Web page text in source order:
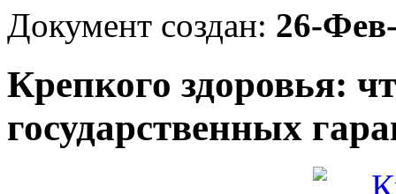
Документ создан: 26-
Крепкого здоровья:
государственных